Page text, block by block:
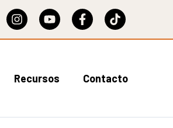
Recursos Contacto